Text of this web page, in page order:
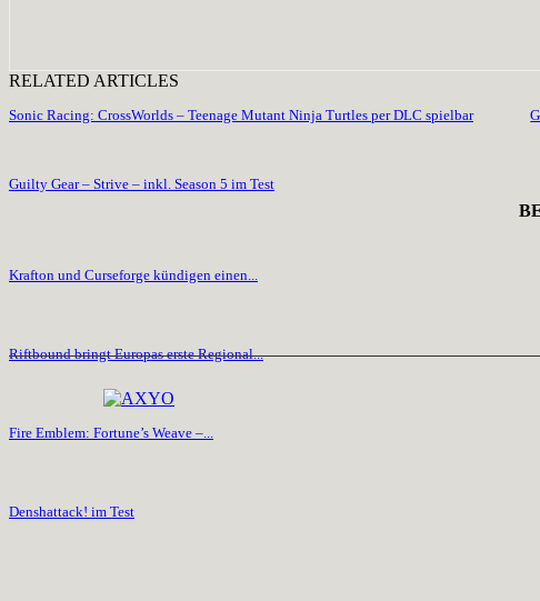
RELATED ARTICLES
Sonic Racing: CrossWorlds – Teenage Mutant Ninja Turtles per DLC spielbar
Guilty Gear – Strive – inkl. Season 5 im Test
Krafton und Curseforge kündigen einen...
Riftbound bringt Europas erste Regional...
Fire Emblem: Fortune’s Weave –...
Denshattack! im Test